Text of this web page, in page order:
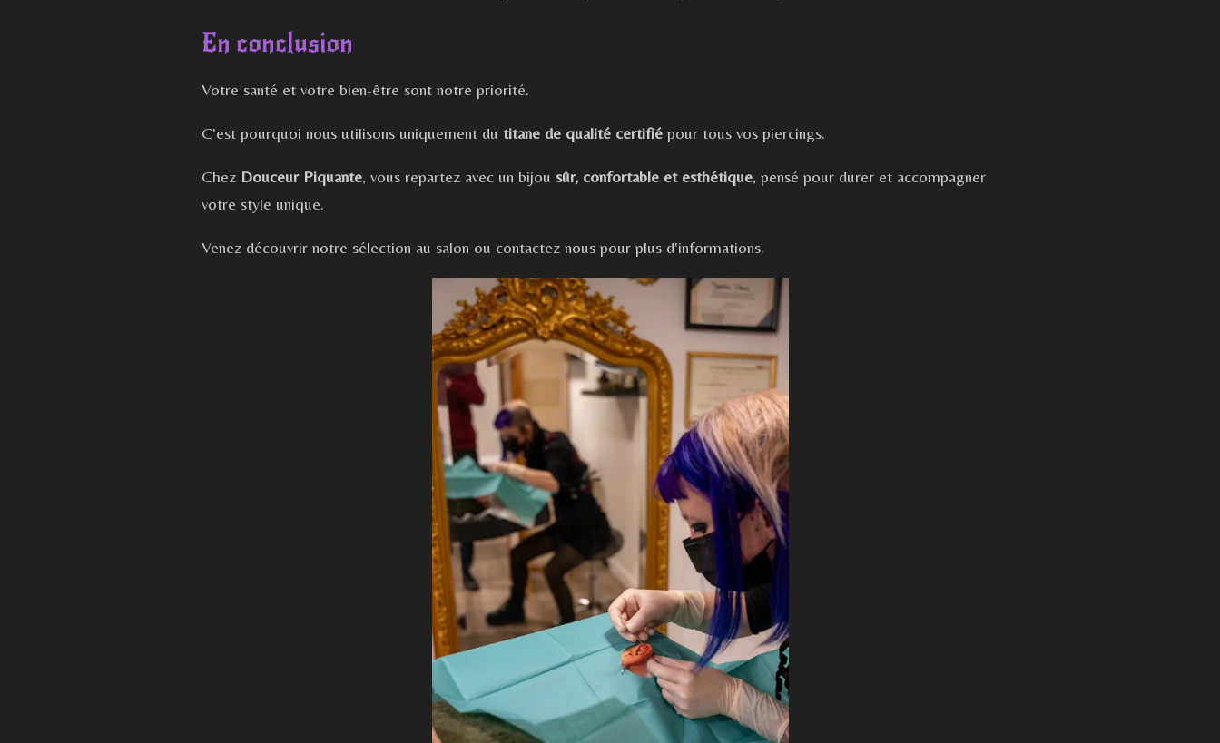
En conclusion
Votre santé et votre bien-être sont notre priorité.
C'est pourquoi nous utilisons uniquement du titane de qualité certifié pour tous vos piercings.
Chez Douceur Piquante, vous repartez avec un bijou sûr, confortable et esthétique, pensé pour durer et accompagner
votre style unique.
Venez découvrir notre sélection au salon ou contactez nous pour plus d'informations.